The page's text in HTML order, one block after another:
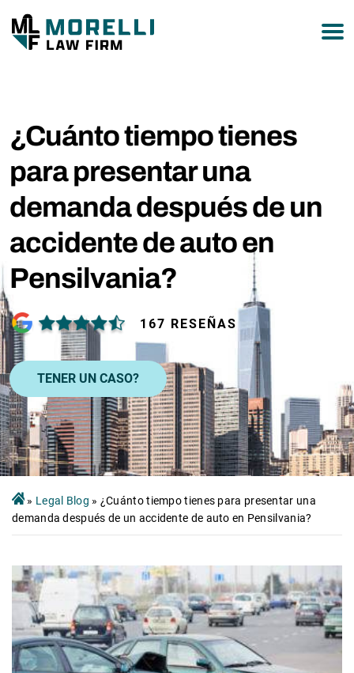
¿Cuánto tiempo tienes
para presentar una
demanda después de un
accidente de auto en
Pensilvania?
167 RESEÑAS
TENER UN CASO?
» Legal Blog » ¿Cuánto tiempo tienes para presentar una
demanda después de un accidente de auto en Pensilvania?